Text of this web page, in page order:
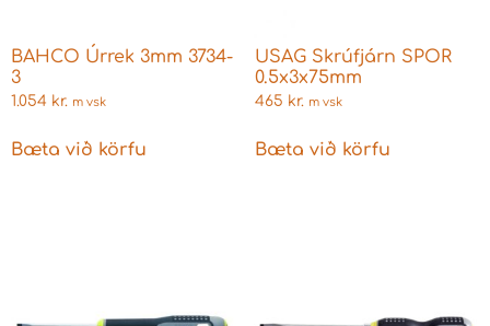
BAHCO Úrrek 3mm 3734-
3
1.054 kr. m vsk
Bæta við körfu
USAG Skrúfjárn SPOR
0.5x3x75mm
465 kr. m vsk
Bæta við körfu